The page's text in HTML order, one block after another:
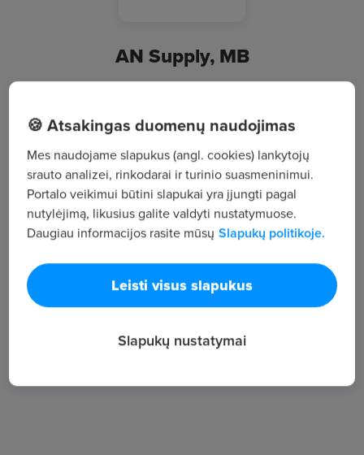
AN Supply, MB
, V. Nagevičiaus g. 3, LT-08237 Vilnius
Žiūrėti visus skelbimus
Įmonės aprašymas
🍪 Atsakingas duomenų naudojimas
Mes naudojame slapukus (angl. cookies) lankytojų
srauto analizei, rinkodarai ir turinio suasmeninimui.
Portalo veikimui būtini slapukai yra įjungti pagal
nutylėjimą, likusius galite valdyti nustatymuose.
Daugiau informacijos rasite mūsų Slapukų politikoje.
Leisti visus slapukus
Slapukų nustatymai